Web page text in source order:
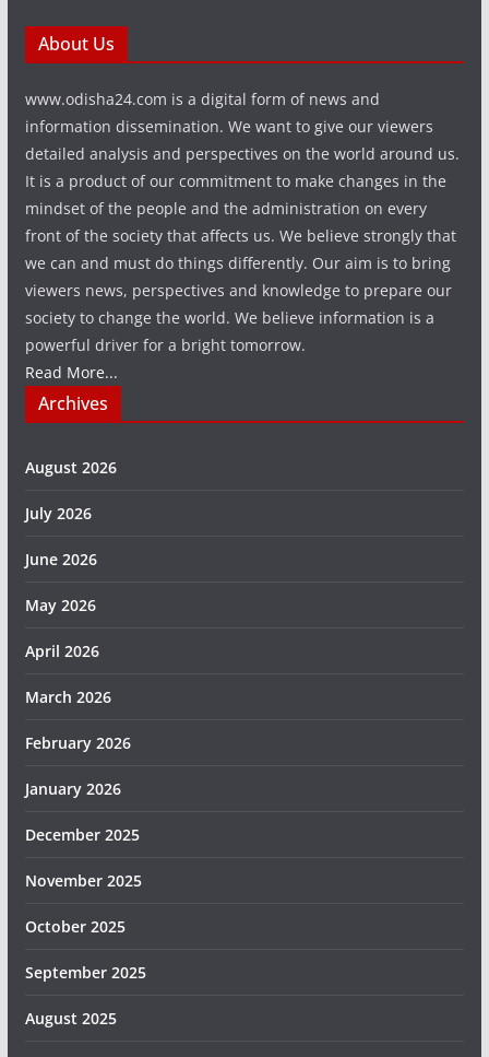
About Us
www.odisha24.com is a digital form of news and
information dissemination. We want to give our viewers
detailed analysis and perspectives on the world around us.
It is a product of our commitment to make changes in the
mindset of the people and the administration on every
front of the society that affects us. We believe strongly that
we can and must do things differently. Our aim is to bring
viewers news, perspectives and knowledge to prepare our
society to change the world. We believe information is a
powerful driver for a bright tomorrow.
Read More...
Archives
August 2026
July 2026
June 2026
May 2026
April 2026
March 2026
February 2026
January 2026
December 2025
November 2025
October 2025
September 2025
August 2025